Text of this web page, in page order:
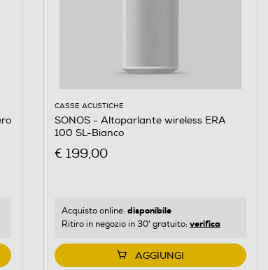
CASSE ACUSTICHE
SONOS - Altoparlante wireless ERA
100 SL-Bianco
€ 199,00
Acquisto online: disponibile
Ritiro in negozio in 30' gratuito: verifica
AGGIUNGI